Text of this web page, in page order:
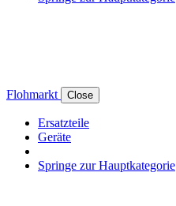
Flohmarkt Close
Ersatzteile
Geräte
Springe zur Hauptkategorie